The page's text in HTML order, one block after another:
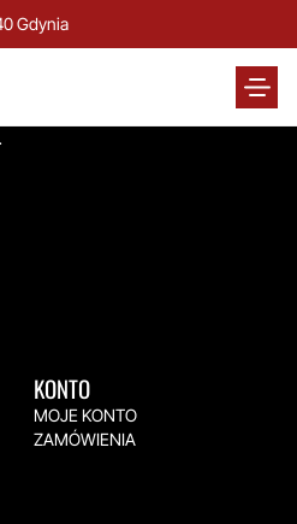
Gdynia
KONTO
MOJE KONTO
ZAMÓWIENIA